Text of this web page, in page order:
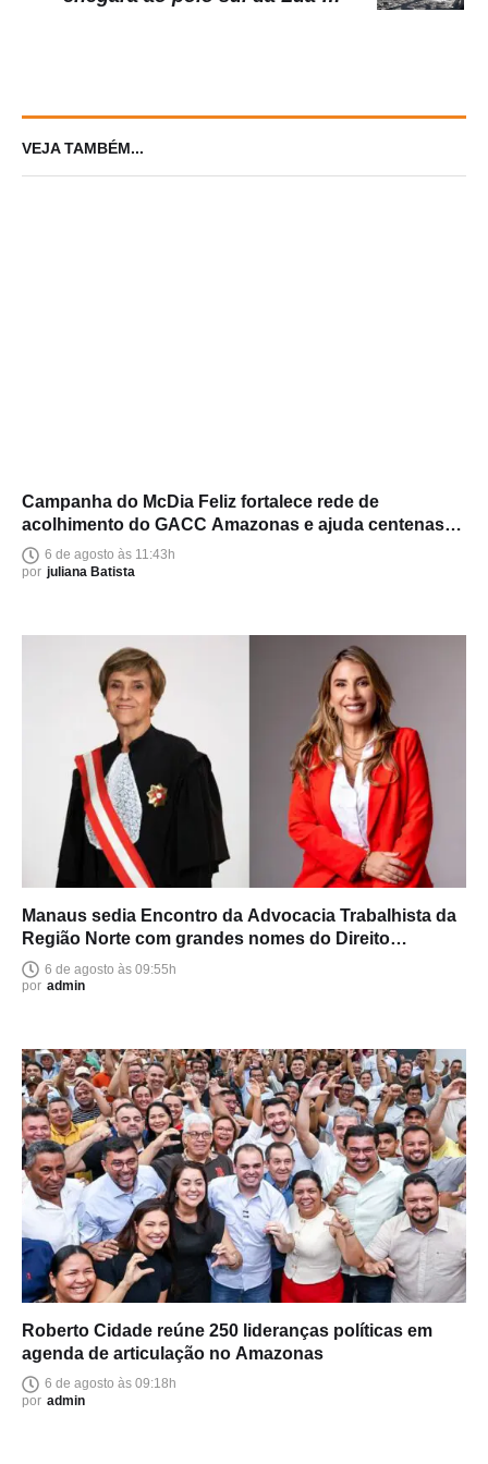
VEJA TAMBÉM...
Campanha do McDia Feliz fortalece rede de
acolhimento do GACC Amazonas e ajuda centenas
de famílias
6 de agosto às 11:43h
por juliana Batista
Manaus sedia Encontro da Advocacia Trabalhista da
Região Norte com grandes nomes do Direito
brasileiro
6 de agosto às 09:55h
por admin
Roberto Cidade reúne 250 lideranças políticas em
agenda de articulação no Amazonas
6 de agosto às 09:18h
por admin